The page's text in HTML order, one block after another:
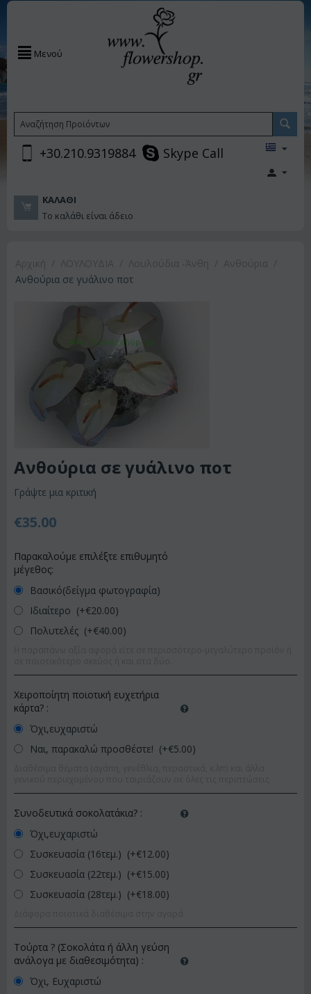
Μενού
+30.210.9319884 Skype Call
ΚΑΛΆΘΙ
Το καλάθι είναι άδειο
Ανθούρια σε γυάλινο ποτ
Ανθούρια σε γυάλινο ποτ
Γράψτε μια κριτική
€35.00
Παρακαλούμε επιλέξτε επιθυμητό
μέγεθος:
Βασικό(δείγμα φωτογραφία)
Ιδιαίτερο (+€20.00)
Πολυτελές (+€40.00)
Χειροποίητη ποιοτική ευχετήρια
κάρτα? :
Όχι,ευχαριστώ
Ναι, παρακαλώ προσθέστε! (+€5.00)
Συνοδευτικά σοκολατάκια? :
Όχι,ευχαριστώ
Συσκευασία (16τεμ.) (+€12.00)
Συσκευασία (22τεμ.) (+€15.00)
Συσκευασία (28τεμ.) (+€18.00)
Τούρτα ? (Σοκολάτα ή άλλη γεύση
ανάλογα με διαθεσιμότητα) :
Όχι, Ευχαριστώ